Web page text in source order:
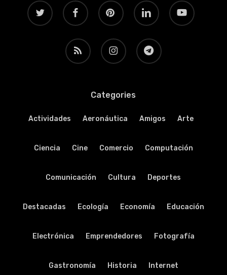
twitter facebook pinterest linkedin youtube
RSS instagram telegram
Categories
Actividades Aeronáutica Amigos Arte
Ciencia Cine Comercio Computación
Comunicación Cultura Deportes
Destacadas Ecología Economía Educación
Electrónica Emprendedores Fotografía
Gastronomía Historia Internet